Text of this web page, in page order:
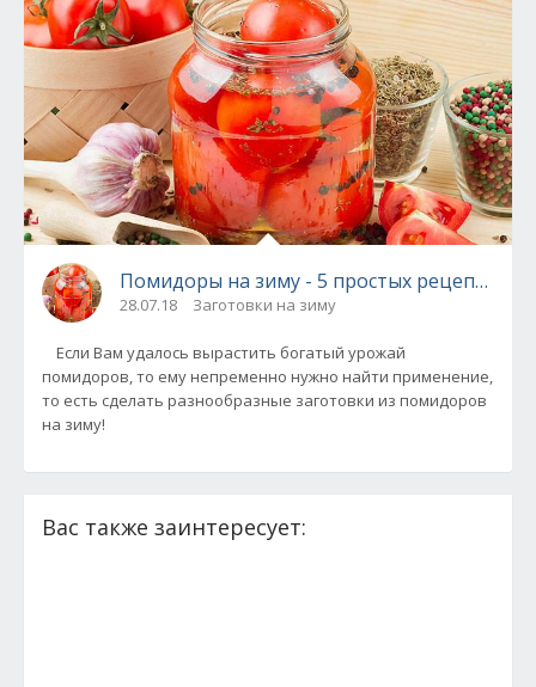
Помидоры на зиму - 5 простых рецептов!
28.07.18 Заготовки на зиму
Если Вам удалось вырастить богатый урожай
помидоров, то ему непременно нужно найти применение,
то есть сделать разнообразные заготовки из помидоров
на зиму!
Вас также заинтересует: